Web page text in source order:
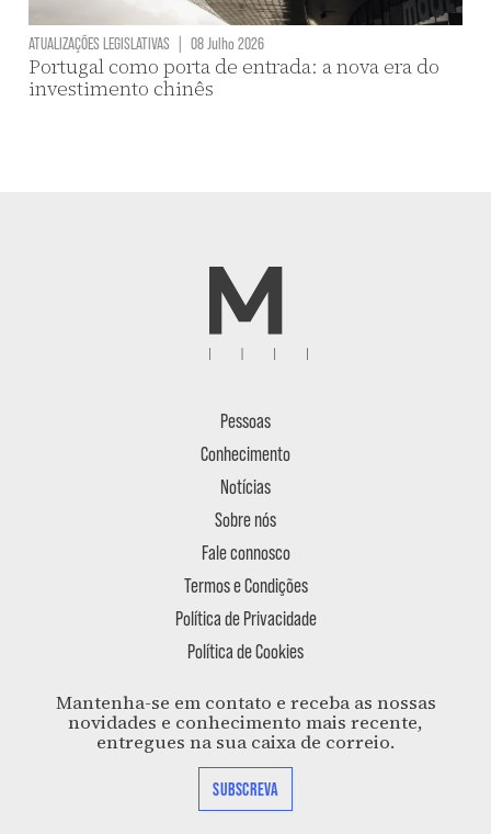
ATUALIZAÇÕES LEGISLATIVAS | 08 Julho 2026
Portugal como porta de entrada: a nova era do
investimento chinês
Pessoas
Conhecimento
Notícias
Sobre nós
Fale connosco
Termos e Condições
Política de Privacidade
Política de Cookies
Mantenha-se em contato e receba as nossas
novidades e conhecimento mais recente,
entregues na sua caixa de correio.
SUBSCREVA